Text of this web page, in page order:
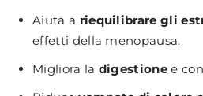
Aiuta a riequilibrare gli
effetti della menopausa.
Migliora la digestione e